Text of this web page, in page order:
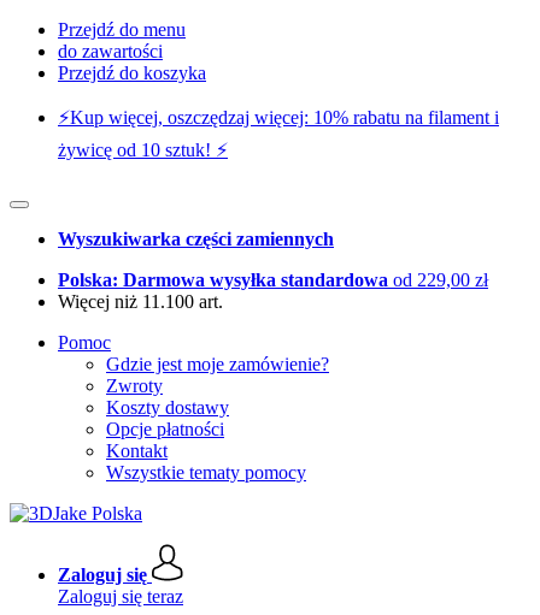
Przejdź do menu
do zawartości
Przejdź do koszyka
⚡️Kup więcej, oszczędzaj więcej: 10% rabatu na filament i
żywicę od 10 sztuk! ⚡️
Wyszukiwarka części zamiennych
Polska: Darmowa wysyłka standardowa od 229,00 zł
Więcej niż 11.100 art.
Pomoc
Gdzie jest moje zamówienie?
Zwroty
Koszty dostawy
Opcje płatności
Kontakt
Wszystkie tematy pomocy
Zaloguj się
Zaloguj się teraz